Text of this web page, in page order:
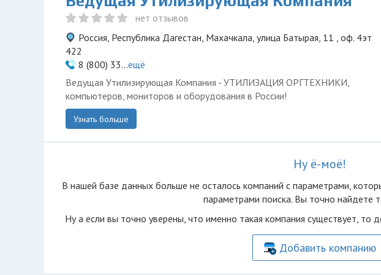
нет отзывов
Россия, Республика Дагестан, Махачкала, улица Батырая, 11 , оф. 4эт
422
8 (800) 33...ещё
Ведущая Утилизирующая Компания - УТИЛИЗАЦИЯ ОРГТЕХНИКИ,
компьютеров, мониторов и оборудования в России!
Узнать больше
Ну ё-моё!
В нашей базе данных больше не осталоcь компаний с параметрами,
параметрами поиска. Вы точно найдете
Ну а если вы точно уверены, что именно такая компания существует, то
Добавить компанию